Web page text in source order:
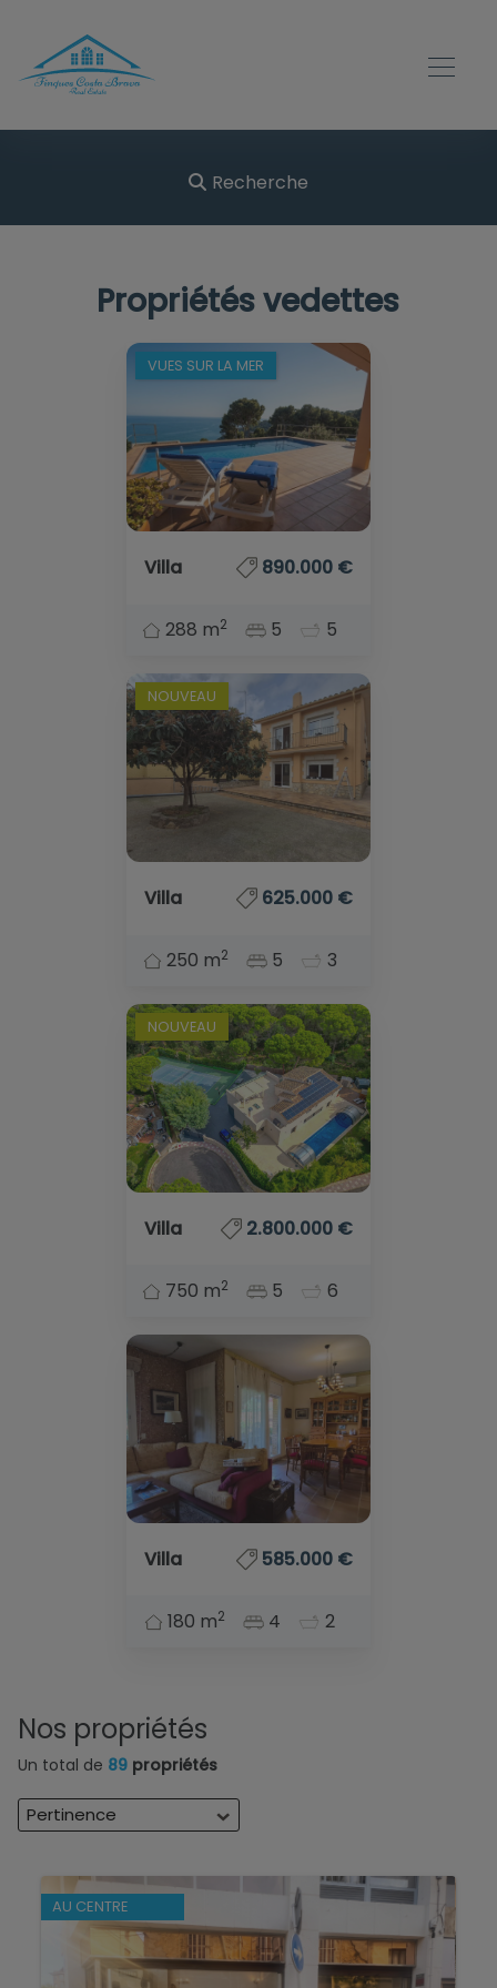
Recherche
Propriétés vedettes
VUES SUR LA MER
Villa 890.000 €
288 m2 5 5
NOUVEAU
Villa 625.000 €
250 m2 5 3
NOUVEAU
Villa 2.800.000 €
750 m2 5 6
Villa 585.000 €
180 m2 4 2
Nos propriétés
Un total de 89 propriétés
Pertinence
AU CENTRE